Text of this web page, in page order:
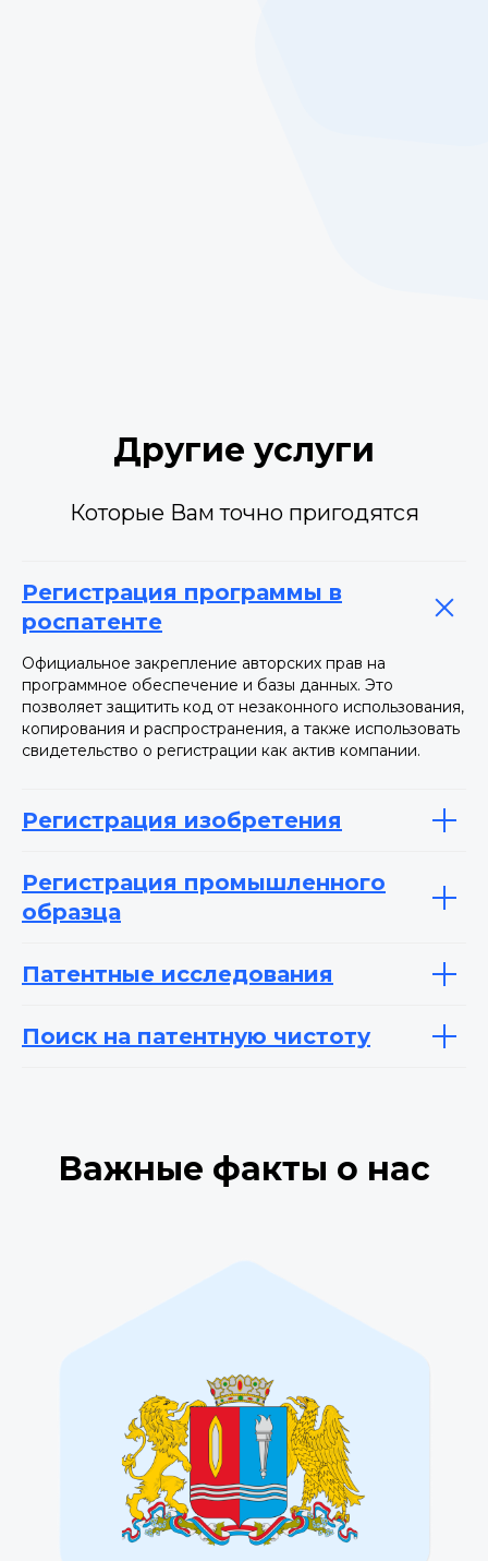
Другие услуги
Которые Вам точно пригодятся
Регистрация программы в
роспатенте
Официальное закрепление авторских прав на
программное обеспечение и базы данных. Это
позволяет защитить код от незаконного использования,
копирования и распространения, а также использовать
свидетельство о регистрации как актив компании.
Регистрация изобретения
Регистрация промышленного
образца
Патентные исследования
Поиск на патентную чистоту
Важные факты о нас